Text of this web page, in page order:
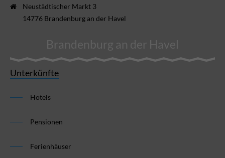
Neustädtischer Markt 3
14776 Brandenburg an der Havel
Brandenburg an der Havel
Unterkünfte
Hotels
Pensionen
Ferienhäuser